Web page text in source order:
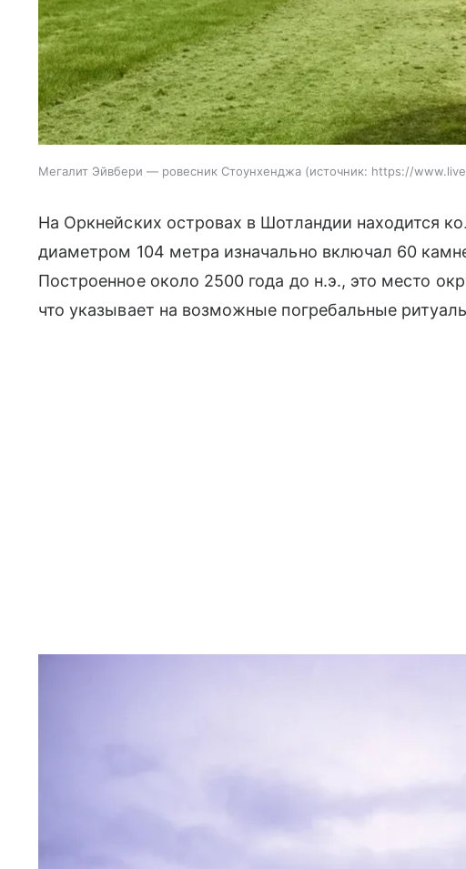
Мегалит Эйвбери — ровесник Стоунхенджа источник: https://
На Оркнейских островах в Шотландии находится
диаметром 104 метра изначально включал 60
Построенное около 2500 года до н.э., это место
что указывает на возможные погребальные